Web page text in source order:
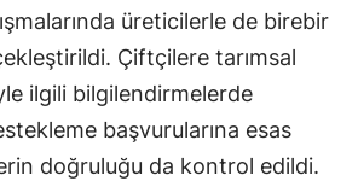
üreticilerle de birebir
Çiftçilere tarımsal
ilgili bilgilendirmelerde
başvurularına esas
doğruluğu da kontrol edildi.